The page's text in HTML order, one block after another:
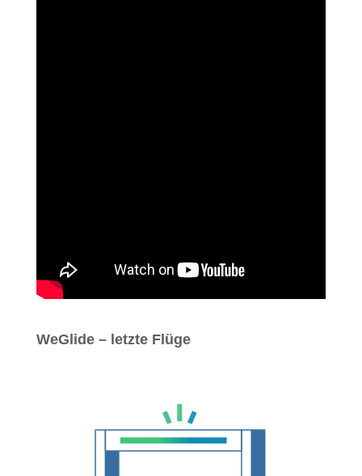
WeGlide – letzte Flüge